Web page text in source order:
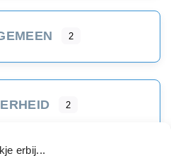
erbij...
2
2